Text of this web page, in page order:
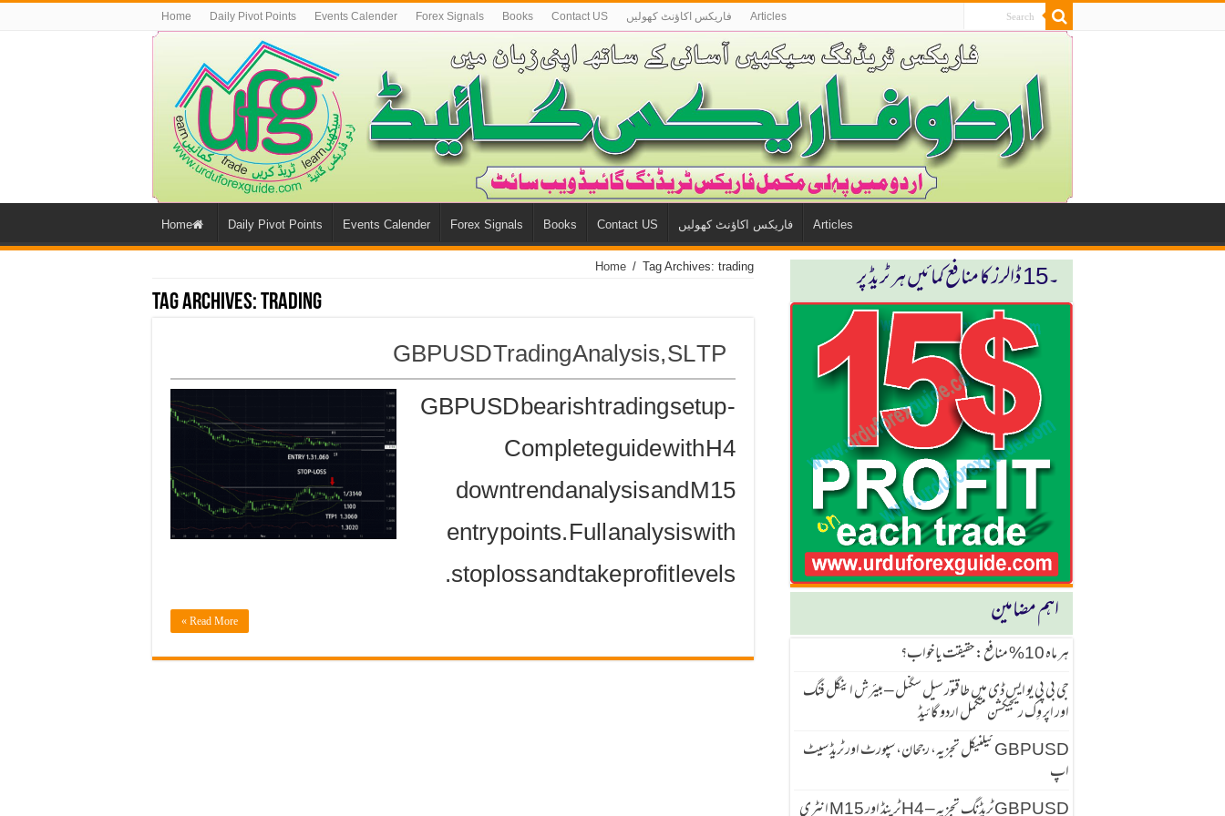
Home Daily Pivot Points Events Calender Forex Signals Books Contact US فاريكس اكاؤنٹ كھوليں Articles
Home Daily Pivot Points Events Calender Forex Signals Books Contact US فاريكس اكاؤنٹ كھوليں Articles
Home / Tag Archives: trading
Tag Archives:trading
GBPUSD Trading Analysis, SL TP
GBPUSD bearish trading setup -
Complete guide with H4
downtrend analysis and M15
entry points. Full analysis with
stop loss and take profit levels.
Read More »
۔15 ڈالرز كا منافع كمائیں ہر ٹریڈ پر
اہم مضامین
ہر ماہ 10% منافع: حقیقت یا خواب؟
جی بی پی یو ایس ڈی میں طاقتور سیل سگنل – بیئرش اینگل فنگ
اور اپر وِک ریجیکشن مکمل اردو گائیڈ
GBPUSD ٹیکنیکل تجزیہ، رجحان، سپورٹ اور ٹریڈ سیٹ
اپ